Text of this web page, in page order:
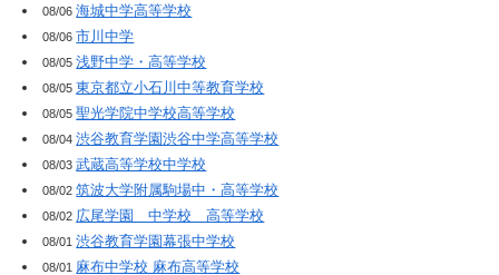
08/06海城中学高等学校
08/06市川中学
08/05浅野中学・高等学校
08/05東京都立小石川中等教育学校
08/05聖光学院中学校高等学校
08/04渋谷教育学園渋谷中学高等学校
08/03武蔵高等学校中学校
08/02筑波大学附属駒場中・高等学校
08/02 広尾学園 中学校 高等学校
08/01渋谷教育学園幕張中学校
08/01 麻布中学校 麻布高等学校